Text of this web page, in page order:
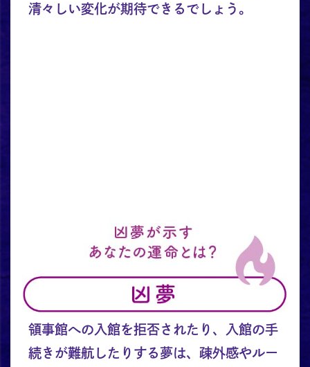
清々しい変化が期待できるでしょう。
領事館への入館を拒否されたり、入館の手
続きが難航したりする夢は、疎外感やルー